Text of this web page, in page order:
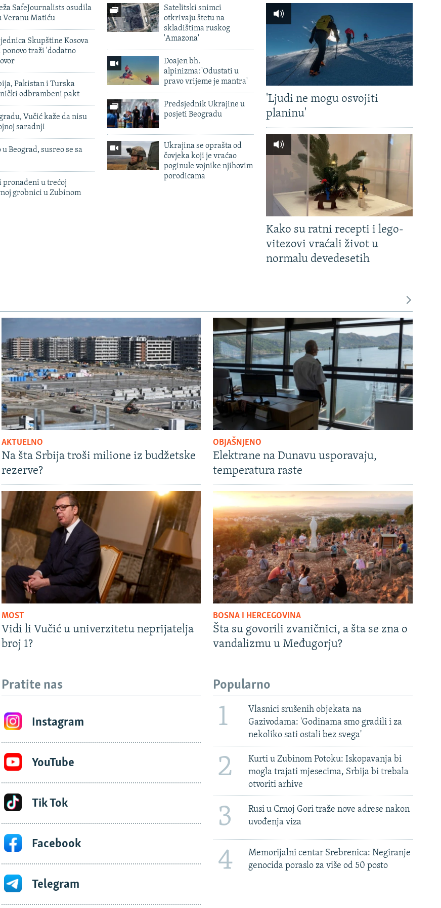
SafeJournalists osudila
Veranu Matiću
Skupštine Kosova
traži 'dodatno
Pakistan i Turska
odbrambeni pakt
Vučić kaže da nisu
saradnji
Beograd, susreo se sa
pronađeni u trećoj
grobnici u Zubinom
Satelitski snimci
otkrivaju štetu na
skladištima ruskog
'Amazona'
Doajen bh.
alpinizma: 'Odustati u
pravo vrijeme je mantra'
Predsjednik Ukrajine u
posjeti Beogradu
Ukrajina se oprašta od
čovjeka koji je vraćao
poginule vojnike njihovim
porodicama
'Ljudi ne mogu osvojiti
planinu'
Kako su ratni recepti i lego-
vitezovi vraćali život u
normalu devedesetih
AKTUELNO
Na šta Srbija troši milione iz budžetske
rezerve?
OBJAŠNJENO
Elektrane na Dunavu usporavaju,
temperatura raste
MOST
Vidi li Vučić u univerzitetu neprijatelja
broj 1?
BOSNA I HERCEGOVINA
Šta su govorili zvaničnici, a šta se zna o
vandalizmu u Međugorju?
Pratite nas
Instagram
YouTube
Tik Tok
Facebook
Telegram
Popularno
1
Vlasnici srušenih objekata na
Gazivodama: 'Godinama smo gradili i za
nekoliko sati ostali bez svega'
2
Kurti u Zubinom Potoku: Iskopavanja bi
mogla trajati mjesecima, Srbija bi trebala
otvoriti arhive
3
Rusi u Crnoj Gori traže nove adrese nakon
uvođenja viza
4
Memorijalni centar Srebrenica: Negiranje
genocida poraslo za više od 50 posto